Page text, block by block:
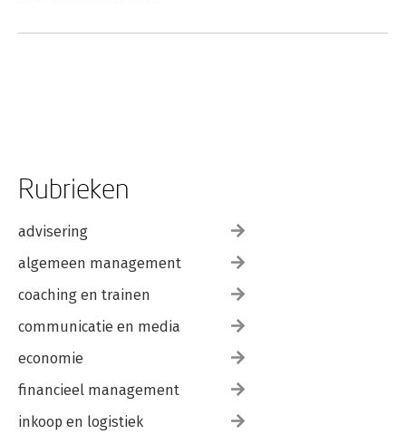
Rubrieken
advisering
algemeen management
coaching en trainen
communicatie en media
economie
financieel management
inkoop en logistiek